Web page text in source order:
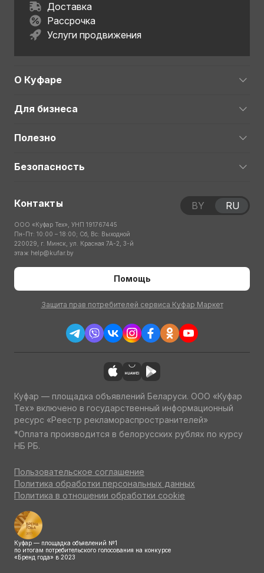
Доставка
Рассрочка
Услуги продвижения
О Куфаре
Для бизнеса
Полезно
Безопасность
Контакты
ООО «Куфар Тех», УНП 191767445
Пн-Пт: 10:00 – 18:00; Сб, Вс: Выходной
220029, г. Минск, ул. Красная 7А-2, 3-й
этаж help@kufar.by
Помощь
Защита прав потребителей сервиса Куфар Маркет
BY RU
Куфар — площадка объявлений Беларуси. ООО «Куфар
Тех» включено в государственный информационный
ресурс «Реестр рекламораспространителей»
*Оплата производится в белорусских рублях по курсу
НБ РБ.
Пользовательское соглашение
Политика обработки персональных данных
Политика в отношении обработки cookie
Куфар — площадка объявлений №1
по итогам потребительского голосования на конкурсе
«Бренд года» в 2023